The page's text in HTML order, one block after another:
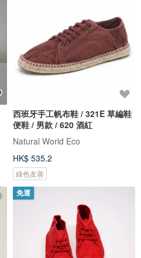
西班牙手工帆布鞋 / 321E 草編鞋
便鞋 / 男款 / 620 酒紅
Natural World Eco
HK$ 535.2
綠色友善
免運